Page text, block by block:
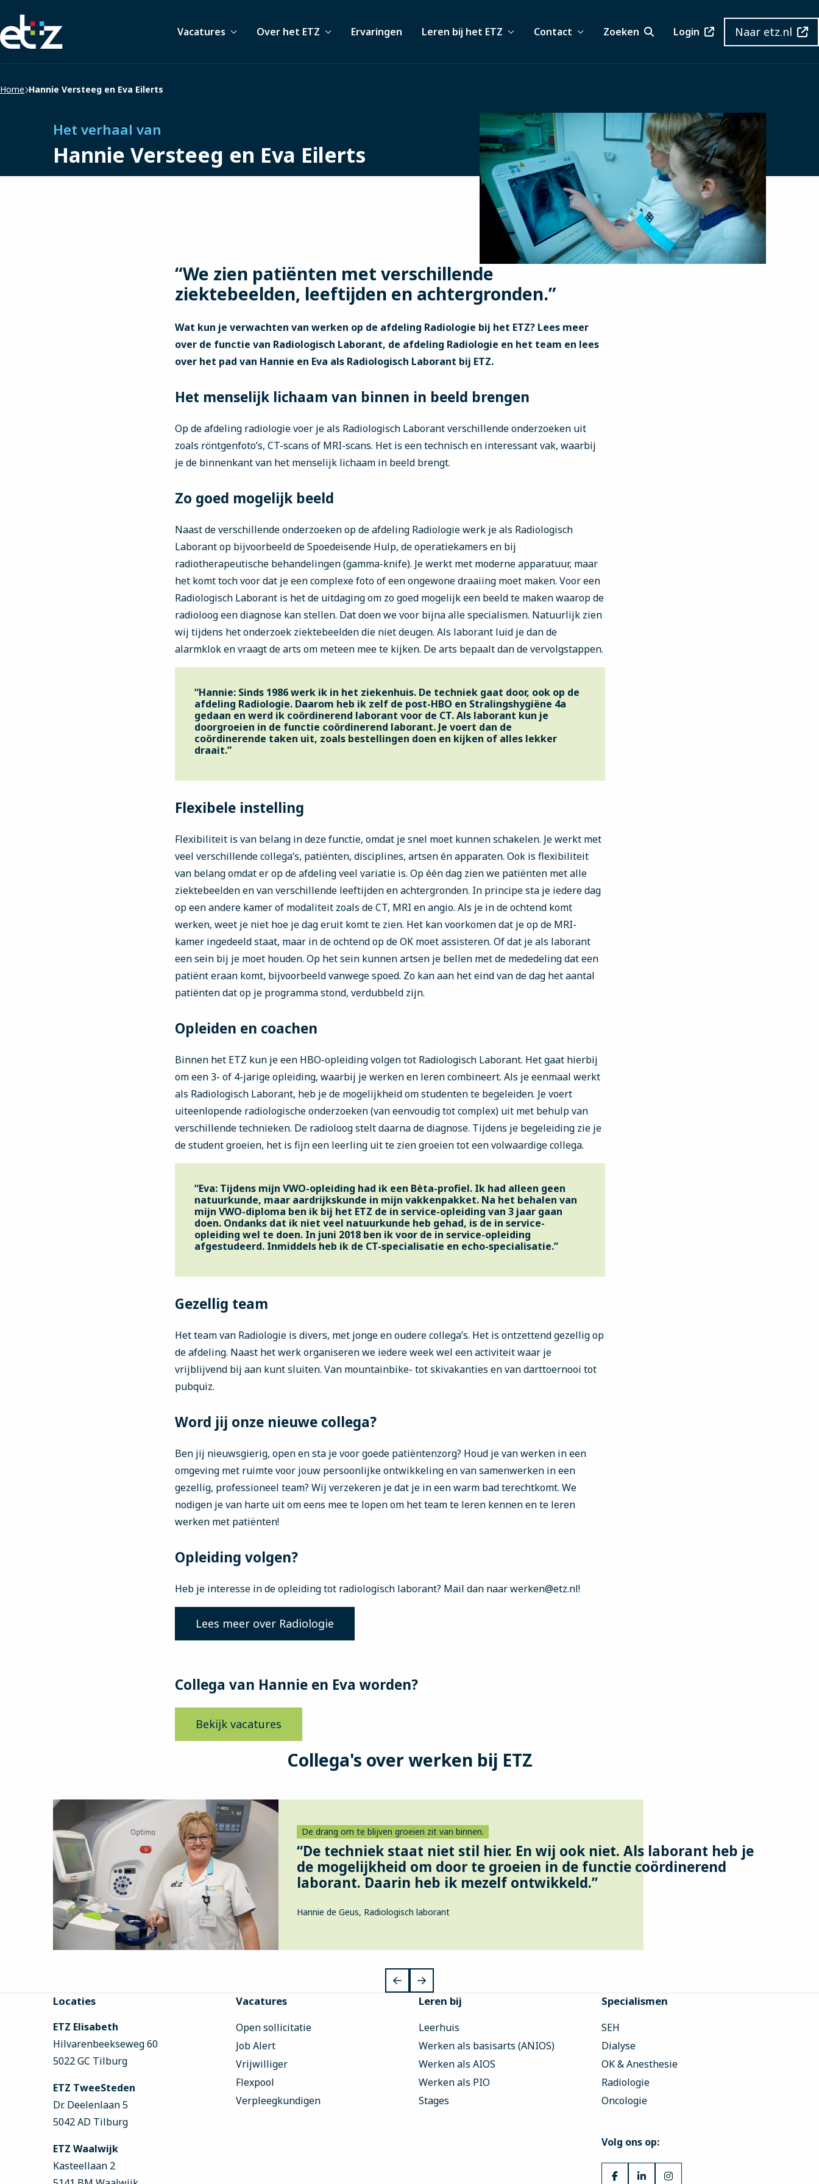
het
ETZ
Elisabeth-
Ziekenhuis
Vacatures Over het ETZ Ervaringen Leren bij het ETZ Contact Zoeken Login Naar etz.nl
Home Hannie Versteeg en Eva Eilerts
Het verhaal van
Hannie Versteeg en Eva Eilerts
“We zien patiënten met verschillende
ziektebeelden, leeftijden en achtergronden.”
Wat kun je verwachten van werken op de afdeling Radiologie bij het ETZ? Lees meer
over de functie van Radiologisch Laborant, de afdeling Radiologie en het team en lees
over het pad van Hannie en Eva als Radiologisch Laborant bij ETZ.
Het menselijk lichaam van binnen in beeld brengen
Op de afdeling radiologie voer je als Radiologisch Laborant verschillende onderzoeken uit
zoals röntgenfoto’s, CT-scans of MRI-scans. Het is een technisch en interessant vak, waarbij
je de binnenkant van het menselijk lichaam in beeld brengt.
Zo goed mogelijk beeld
Naast de verschillende onderzoeken op de afdeling Radiologie werk je als Radiologisch
Laborant op bijvoorbeeld de Spoedeisende Hulp, de operatiekamers en bij
radiotherapeutische behandelingen (gamma-knife). Je werkt met moderne apparatuur, maar
het komt toch voor dat je een complexe foto of een ongewone draaiing moet maken. Voor een
Radiologisch Laborant is het de uitdaging om zo goed mogelijk een beeld te maken waarop de
radioloog een diagnose kan stellen. Dat doen we voor bijna alle specialismen. Natuurlijk zien
wij tijdens het onderzoek ziektebeelden die niet deugen. Als laborant luid je dan de
alarmklok en vraagt de arts om meteen mee te kijken. De arts bepaalt dan de vervolgstappen.
“Hannie: Sinds 1986 werk ik in het ziekenhuis. De techniek gaat door, ook op de
afdeling Radiologie. Daarom heb ik zelf de post-HBO en Stralingshygiëne 4a
gedaan en werd ik coördinerend laborant voor de CT. Als laborant kun je
doorgroeien in de functie coördinerend laborant. Je voert dan de
coördinerende taken uit, zoals bestellingen doen en kijken of alles lekker
draait.”
Flexibele instelling
Flexibiliteit is van belang in deze functie, omdat je snel moet kunnen schakelen. Je werkt met
veel verschillende collega’s, patiënten, disciplines, artsen én apparaten. Ook is flexibiliteit
van belang omdat er op de afdeling veel variatie is. Op één dag zien we patiënten met alle
ziektebeelden en van verschillende leeftijden en achtergronden. In principe sta je iedere dag
op een andere kamer of modaliteit zoals de CT, MRI en angio. Als je in de ochtend komt
werken, weet je niet hoe je dag eruit komt te zien. Het kan voorkomen dat je op de MRI-
kamer ingedeeld staat, maar in de ochtend op de OK moet assisteren. Of dat je als laborant
een sein bij je moet houden. Op het sein kunnen artsen je bellen met de mededeling dat een
patiënt eraan komt, bijvoorbeeld vanwege spoed. Zo kan aan het eind van de dag het aantal
patiënten dat op je programma stond, verdubbeld zijn.
Opleiden en coachen
Binnen het ETZ kun je een HBO-opleiding volgen tot Radiologisch Laborant. Het gaat hierbij
om een 3- of 4-jarige opleiding, waarbij je werken en leren combineert. Als je eenmaal werkt
als Radiologisch Laborant, heb je de mogelijkheid om studenten te begeleiden. Je voert
uiteenlopende radiologische onderzoeken (van eenvoudig tot complex) uit met behulp van
verschillende technieken. De radioloog stelt daarna de diagnose. Tijdens je begeleiding zie je
de student groeien, het is fijn een leerling uit te zien groeien tot een volwaardige collega.
“Eva: Tijdens mijn VWO-opleiding had ik een Bèta-profiel. Ik had alleen geen
natuurkunde, maar aardrijkskunde in mijn vakkenpakket. Na het behalen van
mijn VWO-diploma ben ik bij het ETZ de in service-opleiding van 3 jaar gaan
doen. Ondanks dat ik niet veel natuurkunde heb gehad, is de in service-
opleiding wel te doen. In juni 2018 ben ik voor de in service-opleiding
afgestudeerd. Inmiddels heb ik de CT-specialisatie en echo-specialisatie.”
Gezellig team
Het team van Radiologie is divers, met jonge en oudere collega’s. Het is ontzettend gezellig op
de afdeling. Naast het werk organiseren we iedere week wel een activiteit waar je
vrijblijvend bij aan kunt sluiten. Van mountainbike- tot skivakanties en van darttoernooi tot
pubquiz.
Word jij onze nieuwe collega?
Ben jij nieuwsgierig, open en sta je voor goede patiëntenzorg? Houd je van werken in een
omgeving met ruimte voor jouw persoonlijke ontwikkeling en van samenwerken in een
gezellig, professioneel team? Wij verzekeren je dat je in een warm bad terechtkomt. We
nodigen je van harte uit om eens mee te lopen om het team te leren kennen en te leren
werken met patiënten!
Opleiding volgen?
Heb je interesse in de opleiding tot radiologisch laborant? Mail dan naar werken@etz.nl!
Lees meer over Radiologie
Collega van Hannie en Eva worden?
Bekijk vacatures
Collega's over werken bij ETZ
De drang om te blijven groeien zit van binnen.
“De techniek staat niet stil hier. En wij ook niet. Als laborant heb je
de mogelijkheid om door te groeien in de functie coördinerend
laborant. Daarin heb ik mezelf ontwikkeld.”
Hannie de Geus, Radiologisch laborant
Locaties
ETZ Elisabeth
Hilvarenbeekseweg 60
5022 GC Tilburg
ETZ TweeSteden
Dr. Deelenlaan 5
5042 AD Tilburg
ETZ Waalwijk
Kasteellaan 2
Vacatures
Open sollicitatie
Job Alert
Vrijwilliger
Flexpool
Verpleegkundigen
Leren bij
Leerhuis
Werken als basisarts (ANIOS)
Werken als AIOS
Werken als PIO
Stages
Specialismen
SEH
Dialyse
OK & Anesthesie
Radiologie
Oncologie
Volg ons op: